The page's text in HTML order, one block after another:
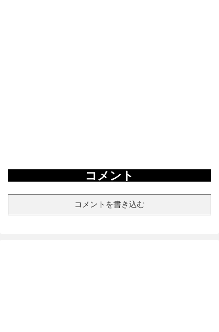
コメント
コメントを書き込む